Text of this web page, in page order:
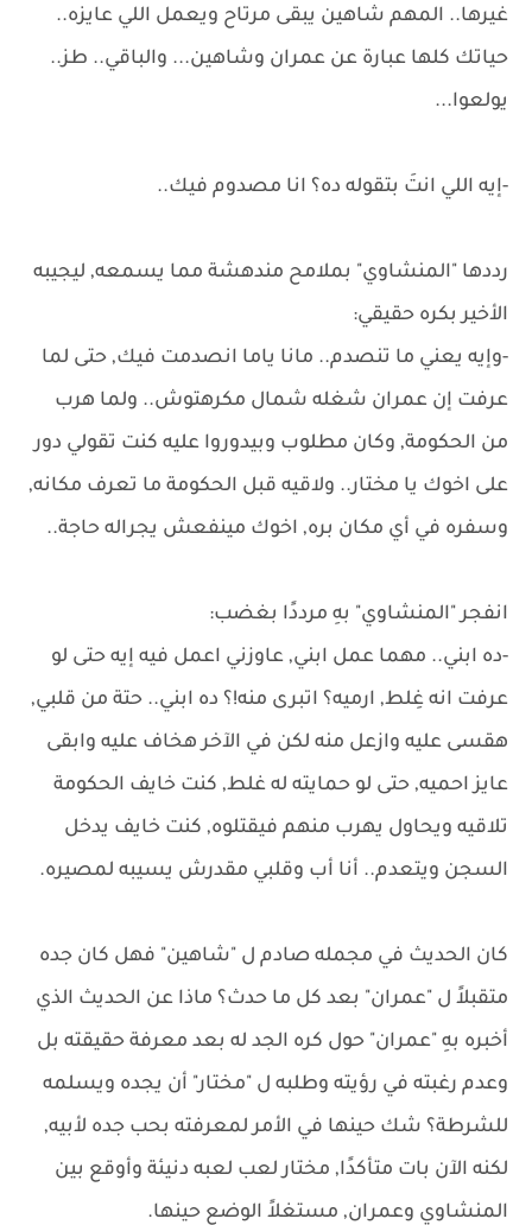
غيرها.. المهم شاهين يبقى مرتاح ويعمل اللي عايزه..
حياتك كلها عبارة عن عمران وشاهين... والباقي.. طز..
يولعوا...
-إيه اللي انتَ بتقوله ده؟ انا مصدوم فيك..
رددها "المنشاوي" بملامح مندهشة مما يسمعه, ليجيبه
الأخير بكره حقيقي:
-وإيه يعني ما تنصدم.. مانا ياما انصدمت فيك, حتى لما
عرفت إن عمران شغله شمال مكرهتوش.. ولما هرب
من الحكومة, وكان مطلوب وبيدوروا عليه كنت تقولي دور
على اخوك يا مختار.. ولاقيه قبل الحكومة ما تعرف مكانه,
وسفره في أي مكان بره, اخوك مينفعش يجراله حاجة..
انفجر "المنشاوي" بهِ مرددًا بغضب:
-ده ابني.. مهما عمل ابني, عاوزني اعمل فيه إيه حتى لو
عرفت انه غِلط, ارميه؟ اتبرى منه!؟ ده ابني.. حتة من قلبي,
هقسى عليه وازعل منه لكن في الآخر هخاف عليه وابقى
عايز احميه, حتى لو حمايته له غلط, كنت خايف الحكومة
تلاقيه ويحاول يهرب منهم فيقتلوه, كنت خايف يدخل
السجن ويتعدم.. أنا أب وقلبي مقدرش يسيبه لمصيره.
كان الحديث في مجمله صادم ل "شاهين" فهل كان جده
متقبلاً ل "عمران" بعد كل ما حدث؟ ماذا عن الحديث الذي
أخبره بهِ "عمران" حول كره الجد له بعد معرفة حقيقته بل
وعدم رغبته في رؤيته وطلبه ل "مختار" أن يجده ويسلمه
للشرطة؟ شك حينها في الأمر لمعرفته بحب جده لأبيه,
لكنه الآن بات متأكدًا, مختار لعب لعبه دنيئة وأوقع بين
المنشاوي وعمران, مستغلاً الوضع حينها.